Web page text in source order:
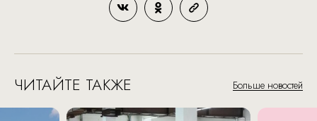
ЧИТАЙТЕ ТАКЖЕ Больше новостей